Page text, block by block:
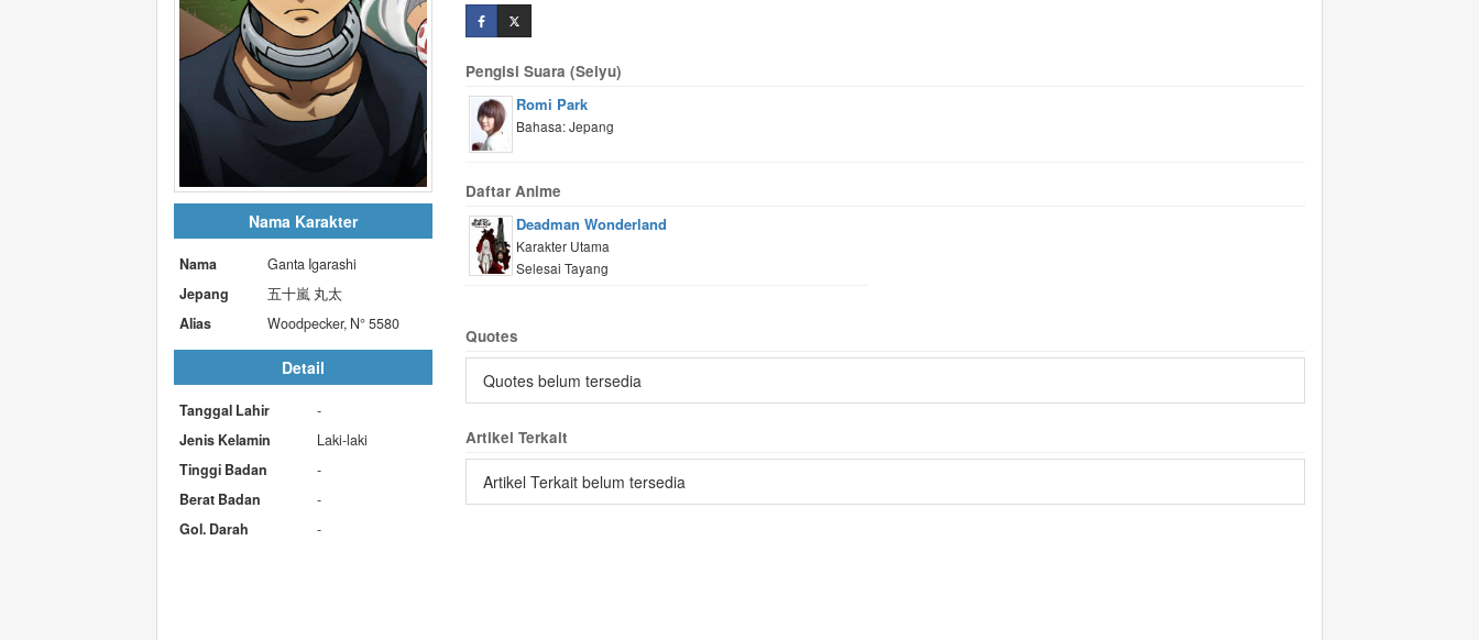
Nama Karakter
Nama
Ganta Igarashi
Jepang
五十嵐 丸太
Alias
Woodpecker, N° 5580
Detail
Tanggal Lahir
-
Jenis Kelamin
Laki-laki
Tinggi Badan
-
Berat Badan
-
Gol. Darah
-
Pengisi Suara (Seiyu)
Romi Park
Bahasa: Jepang
Daftar Anime
Deadman Wonderland
Karakter Utama
Selesai Tayang
Quotes
Quotes belum tersedia
Artikel Terkait
Artikel Terkait belum tersedia